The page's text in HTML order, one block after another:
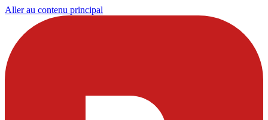
Aller au contenu principal